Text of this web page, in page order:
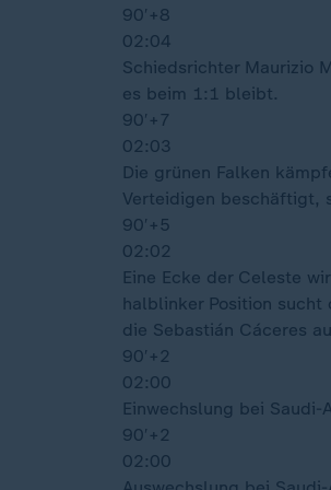
90′ +8
02:04
Schiedsrichter Maurizio
es beim 1:1 bleibt.
90′ +7
02:03
Die grünen Falken
Verteidigen beschäftigt,
90′ +5
02:02
Eine Ecke der Celeste
halblinker Position
die Sebastián Cáceres
90′ +2
02:00
Einwechslung bei Saudi-
90′ +2
02:00